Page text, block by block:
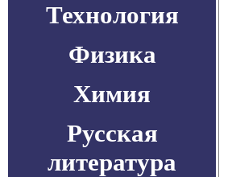
Технология
Физика
Химия
Русская
литература